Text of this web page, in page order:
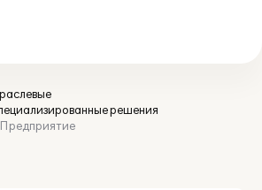
решения